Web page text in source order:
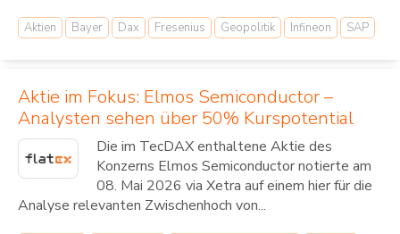
Aktien Bayer Dax Fresenius Geopolitik Infineon SAP
Aktie im Fokus: Elmos Semiconductor –
Analysten sehen über 50% Kurspotential
Die im TecDAX enthaltene Aktie des
Konzerns Elmos Semiconductor notierte am
08. Mai 2026 via Xetra auf einem hier für die
Analyse relevanten Zwischenhoch von...